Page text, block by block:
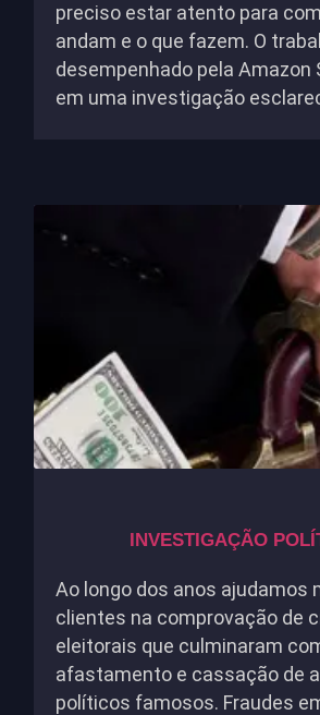
preciso estar atento para
andam e o que fazem. O
desempenhado pela Amazon
em uma investigação
INVESTIGAÇÃO
Ao longo dos anos ajudamos
clientes na comprovação de
eleitorais que culminaram
afastamento e cassação de
políticos famosos. Fraudes